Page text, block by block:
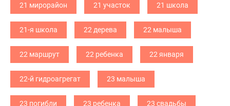
21 мирорайон 21 участок 21 школа
21-я школа 22 дерева 22 малыша
22 маршрут 22 ребенка 22 января
22-й гидроагрегат 23 малыша
23 погибли 23 ребенка 23 свадьбы